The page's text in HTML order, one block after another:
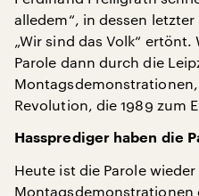
alledem“, in dessen
„Wir sind das Volk“
Parole dann durch die
Revolution, die 1989 zum
Hassprediger haben die
Heute ist die Parole
Montagsdemonstrationen